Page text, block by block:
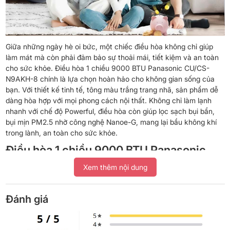
Giữa những ngày hè oi bức, một chiếc điều hòa không chỉ giúp
làm mát mà còn phải đảm bảo sự thoải mái, tiết kiệm và an toàn
cho sức khỏe. Điều hòa 1 chiều 9000 BTU Panasonic CU/CS-
N9AKH-8 chính là lựa chọn hoàn hảo cho không gian sống của
bạn. Với thiết kế tinh tế, tông màu trắng trang nhã, sản phẩm dễ
dàng hòa hợp với mọi phong cách nội thất. Không chỉ làm lạnh
nhanh với chế độ Powerful, điều hòa còn giúp lọc sạch bụi bẩn,
bụi mịn PM2.5 nhờ công nghệ Nanoe-G, mang lại bầu không khí
trong lành, an toàn cho sức khỏe.
Điều hòa 1 chiều 9000 BTU Panasonic
CU/CS-N9AKH-8 – Giải pháp tuyệt vời
để tận hưởng sự mát mẻ, tiện nghi và an
toàn ngay trong chính ngôi nhà của bạn
Thiết kế hiện đại, bền bỉ
Xem thêm nội dung
Đánh giá